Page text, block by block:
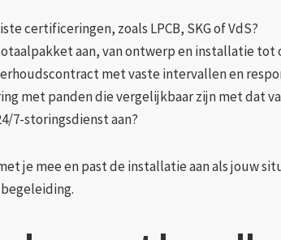
certificeringen, zoals LPCB, SKG of VdS?
aan, van ontwerp en installatie tot
met vaste intervallen en
met panden die vergelijkbaar zijn met dat
7-storingsdienst aan?
je mee en past de installatie aan als jouw